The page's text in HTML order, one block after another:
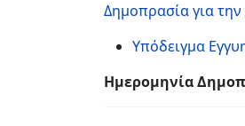
Δημοπρασία για
Υπόδειγμα
Ημερομηνία